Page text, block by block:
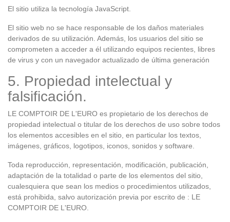
El sitio utiliza la tecnología JavaScript.
El sitio web no se hace responsable de los daños materiales
derivados de su utilización. Además, los usuarios del sitio se
comprometen a acceder a él utilizando equipos recientes, libres
de virus y con un navegador actualizado de última generación
5. Propiedad intelectual y
falsificación.
LE COMPTOIR DE L'EURO es propietario de los derechos de
propiedad intelectual o titular de los derechos de uso sobre todos
los elementos accesibles en el sitio, en particular los textos,
imágenes, gráficos, logotipos, iconos, sonidos y software.
Toda reproducción, representación, modificación, publicación,
adaptación de la totalidad o parte de los elementos del sitio,
cualesquiera que sean los medios o procedimientos utilizados,
está prohibida, salvo autorización previa por escrito de : LE
COMPTOIR DE L'EURO.